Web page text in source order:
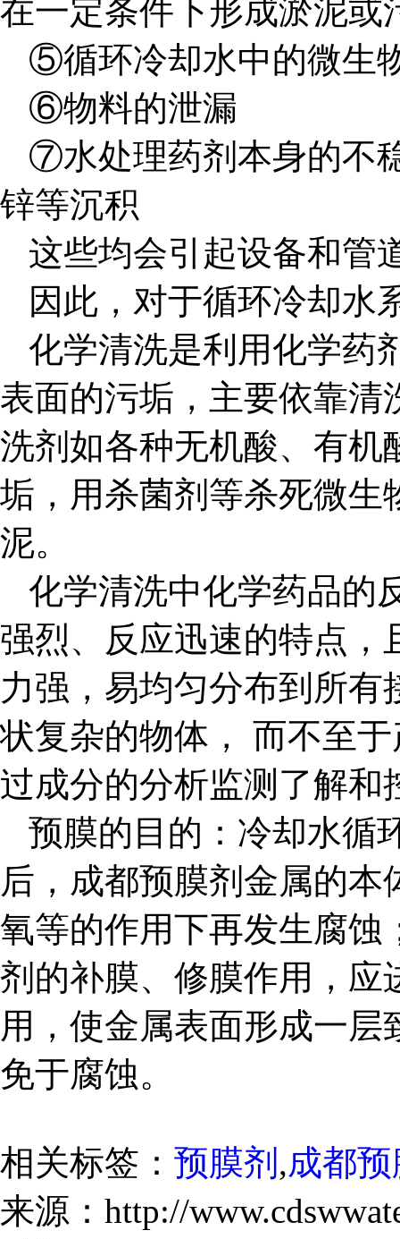
在一定条件下形成淤泥或
⑤循环冷却水中的微生
⑥物料的泄漏
⑦水处理药剂本身的不
锌等沉积
这些均会引起设备和管
因此，对于循环冷却水
化学清洗是利用化学药
表面的污垢，主要依靠清
洗剂如各种无机酸、有机
垢，用杀菌剂等杀死微生
泥。
化学清洗中化学药品的
强烈、反应迅速的特点，
力强，易均匀分布到所
状复杂的物体， 而不至
过成分的分析监测了解和
预膜的目的：冷却水循
后，成都预膜剂金属的
氧等的作用下再发生腐蚀
剂的补膜、修膜作用，应
用，使金属表面形成一
免于腐蚀。
相关标签： 预膜剂 ,成都
来源：http://